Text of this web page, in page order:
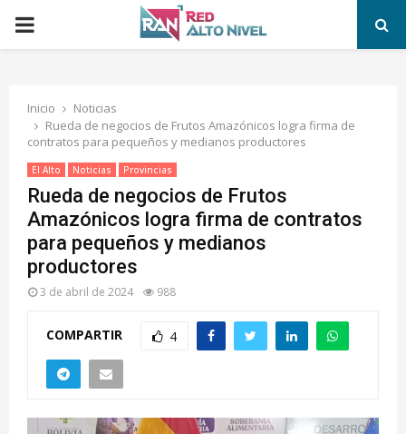
PRIMARY
Inicio
Noticias
Rueda de negocios de Frutos Amazónicos logra firma de
contratos para pequeños y medianos productores
El Alto Noticias Provincias
Rueda de negocios de Frutos
Amazónicos logra firma de contratos
para pequeños y medianos
productores
3 de abril de 2024 988
COMPARTIR 4